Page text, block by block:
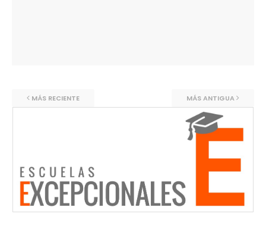
MÁS RECIENTE MÁS ANTIGUA